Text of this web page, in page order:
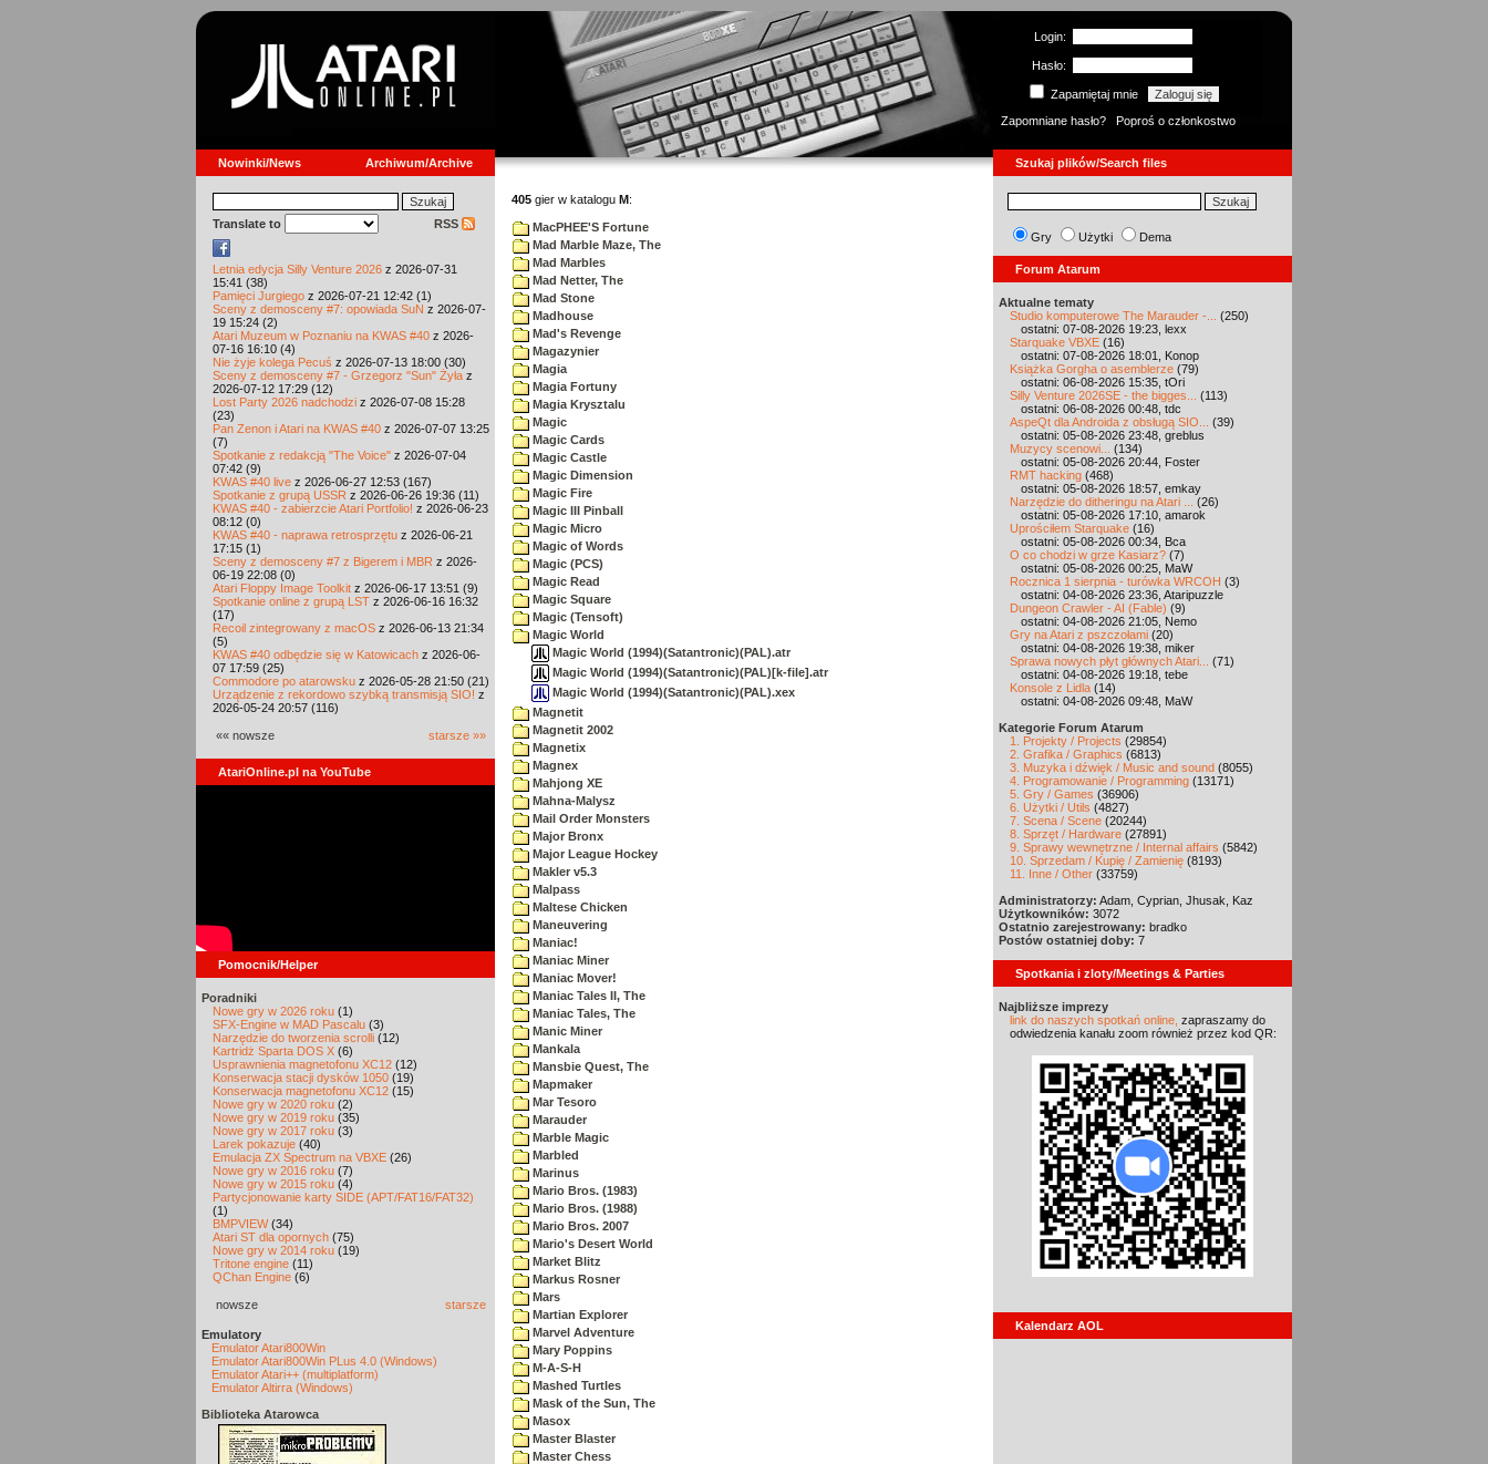
Login:
Hasło:
Zapamiętaj mnie
Zapomniane hasło?
Poproś o członkostwo
Nowinki/News Archiwum/Archive Szukaj plików/Search files
Translate to RSS
Letnia edycja Silly Venture 2026 z 2026-07-31
15:41 (38)
Pamięci Jurgiego z 2026-07-21 12:42 (1)
Sceny z demosceny #7: opowiada SuN z 2026-07-
19 15:24 (2)
Atari Muzeum w Poznaniu na KWAS #40 z 2026-
07-16 16:10 (4)
Nie żyje kolega Pecuś z 2026-07-13 18:00 (30)
Sceny z demosceny #7 - Grzegorz "Sun" Żyła z
2026-07-12 17:29 (12)
Lost Party 2026 nadchodzi z 2026-07-08 15:28
(23)
Pan Zenon i Atari na KWAS #40 z 2026-07-07 13:25
(7)
Spotkanie z redakcją "The Voice" z 2026-07-04
07:42 (9)
KWAS #40 live z 2026-06-27 12:53 (167)
Spotkanie z grupą USSR z 2026-06-26 19:36 (11)
KWAS #40 - zabierzcie Atari Portfolio! z 2026-06-23
08:12 (0)
KWAS #40 - naprawa retrosprzętu z 2026-06-21
17:15 (1)
Sceny z demosceny #7 z Bigerem i MBR z 2026-
06-19 22:08 (0)
Atari Floppy Image Toolkit z 2026-06-17 13:51 (9)
Spotkanie online z grupą LST z 2026-06-16 16:32
(17)
Recoil zintegrowany z macOS z 2026-06-13 21:34
(5)
KWAS #40 odbędzie się w Katowicach z 2026-06-
07 17:59 (25)
Commodore po atarowsku z 2026-05-28 21:50 (21)
Urządzenie z rekordowo szybką transmisją SIO! z
2026-05-24 20:57 (116)
«« nowsze starsze »»
AtariOnline.pl na YouTube
Pomocnik/Helper
Poradniki
Nowe gry w 2026 roku (1)
SFX-Engine w MAD Pascalu (3)
Narzędzie do tworzenia scrolli (12)
Kartridż Sparta DOS X (6)
Usprawnienia magnetofonu XC12 (12)
Konserwacja stacji dysków 1050 (19)
Konserwacja magnetofonu XC12 (15)
Nowe gry w 2020 roku (2)
Nowe gry w 2019 roku (35)
Nowe gry w 2017 roku (3)
Larek pokazuje (40)
Emulacja ZX Spectrum na VBXE (26)
Nowe gry w 2016 roku (7)
Nowe gry w 2015 roku (4)
Partycjonowanie karty SIDE (APT/FAT16/FAT32)
(1)
BMPVIEW(34)
Atari ST dla opornych (75)
Nowe gry w 2014 roku (19)
Tritone engine (11)
QChan Engine (6)
nowsze starsze
Emulatory
Emulator Atari800Win
Emulator Atari800Win PLus 4.0 (Windows)
Emulator Atari++ (multiplatform)
Emulator Altirra (Windows)
Biblioteka Atarowca
405 gier w katalogu M:
MacPHEE'S Fortune
Mad Marble Maze, The
Mad Marbles
Mad Netter, The
Mad Stone
Madhouse
Mad's Revenge
Magazynier
Magia
Magia Fortuny
Magia Krysztalu
Magic
Magic Cards
Magic Castle
Magic Dimension
Magic Fire
Magic III Pinball
Magic Micro
Magic of Words
Magic (PCS)
Magic Read
Magic Square
Magic (Tensoft)
Magic World
Magic World (1994)(Satantronic)(PAL).atr
Magic World (1994)(Satantronic)(PAL)[k-file].atr
Magic World (1994)(Satantronic)(PAL).xex
Magnetit
Magnetit 2002
Magnetix
Magnex
Mahjong XE
Mahna-Malysz
Mail Order Monsters
Major Bronx
Major League Hockey
Makler v5.3
Malpass
Maltese Chicken
Maneuvering
Maniac!
Maniac Miner
Maniac Mover!
Maniac Tales II, The
Maniac Tales, The
Manic Miner
Mankala
Mansbie Quest, The
Mapmaker
Mar Tesoro
Marauder
Marble Magic
Marbled
Marinus
Mario Bros. (1983)
Mario Bros. (1988)
Mario Bros. 2007
Mario's Desert World
Market Blitz
Markus Rosner
Mars
Martian Explorer
Marvel Adventure
Mary Poppins
M-A-S-H
Mashed Turtles
Mask of the Sun, The
Masox
Master Blaster
Master Chess
Gry Użytki Dema
Forum Atarum
Aktualne tematy
Studio komputerowe The Marauder -...
(250)
ostatni: 07-08-2026 19:23, lexx
Starquake VBXE (16)
ostatni: 07-08-2026 18:01, Konop
Książka Gorgha o asemblerze (79)
ostatni: 06-08-2026 15:35, tOri
Silly Venture 2026SE - the bigges...
(113)
ostatni: 06-08-2026 00:48, tdc
AspeQt dla Androida z obsługą SIO...
(39)
ostatni: 05-08-2026 23:48, greblus
Muzycy scenowi...
(134)
ostatni: 05-08-2026 20:44, Foster
RMT hacking (468)
ostatni: 05-08-2026 18:57, emkay
Narzędzie do ditheringu na Atari ...
(26)
ostatni: 05-08-2026 17:10, amarok
Uprościłem Starquake (16)
ostatni: 05-08-2026 00:34, Bca
O co chodzi w grze Kasiarz? (7)
ostatni: 05-08-2026 00:25, MaW
Rocznica 1 sierpnia - turówka WRCOH (3)
ostatni: 04-08-2026 23:36, Ataripuzzle
Dungeon Crawler - AI (Fable) (9)
ostatni: 04-08-2026 21:05, Nemo
Gry na Atari z pszczołami (20)
ostatni: 04-08-2026 19:38, miker
Sprawa nowych płyt głównych Atari...
(71)
ostatni: 04-08-2026 19:18, tebe
Konsole z Lidla (14)
ostatni: 04-08-2026 09:48, MaW
Kategorie Forum Atarum
1. Projekty / Projects (29854)
2. Grafika / Graphics (6813)
3. Muzyka i dźwięk / Music and sound (8055)
4. Programowanie / Programming (13171)
5. Gry / Games (36906)
6. Użytki / Utils (4827)
7. Scena / Scene (20244)
8. Sprzęt / Hardware (27891)
9. Sprawy wewnętrzne / Internal affairs (5842)
10. Sprzedam / Kupię / Zamienię (8193)
11. Inne / Other (33759)
Administratorzy: Adam, Cyprian, Jhusak, Kaz
Użytkowników: 3072
Ostatnio zarejestrowany: bradko
Postów ostatniej doby: 7
Spotkania i zloty/Meetings & Parties
Najbliższe imprezy
link do naszych spotkań online, zapraszamy do
odwiedzenia kanału zoom również przez kod QR:
Kalendarz AOL